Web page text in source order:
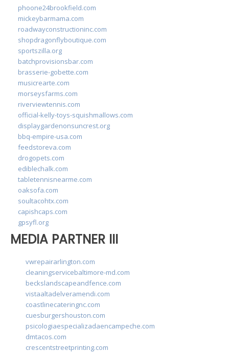
phoone24brookfield.com
mickeybarmama.com
roadwayconstructioninc.com
shopdragonflyboutique.com
sportszilla.org
batchprovisionsbar.com
brasserie-gobette.com
musicrearte.com
morseysfarms.com
riverviewtennis.com
official-kelly-toys-squishmallows.com
displaygardenonsuncrest.org
bbq-empire-usa.com
feedstoreva.com
drogopets.com
ediblechalk.com
tabletennisnearme.com
oaksofa.com
soultacohtx.com
capishcaps.com
gpsyfl.org
MEDIA PARTNER III
vwrepairarlington.com
cleaningservicebaltimore-md.com
beckslandscapeandfence.com
vistaaltadelveramendi.com
coastlinecateringnc.com
cuesburgershouston.com
psicologiaespecializadaencampeche.com
dmtacos.com
crescentstreetprinting.com